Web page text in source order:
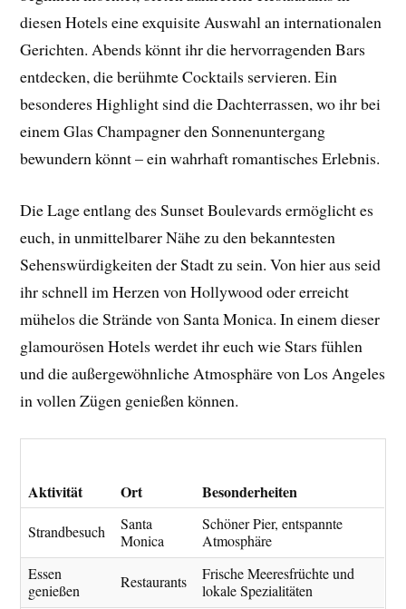
diesen Hotels eine exquisite Auswahl an internationalen
Gerichten. Abends könnt ihr die hervorragenden Bars
entdecken, die berühmte Cocktails servieren. Ein
besonderes Highlight sind die Dachterrassen, wo ihr bei
einem Glas Champagner den Sonnenuntergang
bewundern könnt – ein wahrhaft romantisches Erlebnis.
Die Lage entlang des Sunset Boulevards ermöglicht es
euch, in unmittelbarer Nähe zu den bekanntesten
Sehenswürdigkeiten der Stadt zu sein. Von hier aus seid
ihr schnell im Herzen von Hollywood oder erreicht
mühelos die Strände von Santa Monica. In einem dieser
glamourösen Hotels werdet ihr euch wie Stars fühlen
und die außergewöhnliche Atmosphäre von Los Angeles
in vollen Zügen genießen können.
Aktivität Ort Besonderheiten
Strandbesuch
Santa
Monica
Schöner Pier, entspannte
Atmosphäre
Essen
genießen
Restaurants
Frische Meeresfrüchte und
lokale Spezialitäten